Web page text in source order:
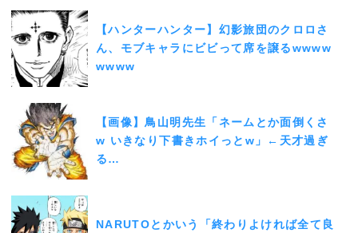
【ハンターハンター】幻影旅団のクロロさ
ん、モブキャラにビビって席を譲るwwww
wwww
【画像】鳥山明先生「ネームとか面倒くさ
w いきなり下書きホイっとw」←天才過ぎ
る…
NARUTOとかいう「終わりよければ全て良